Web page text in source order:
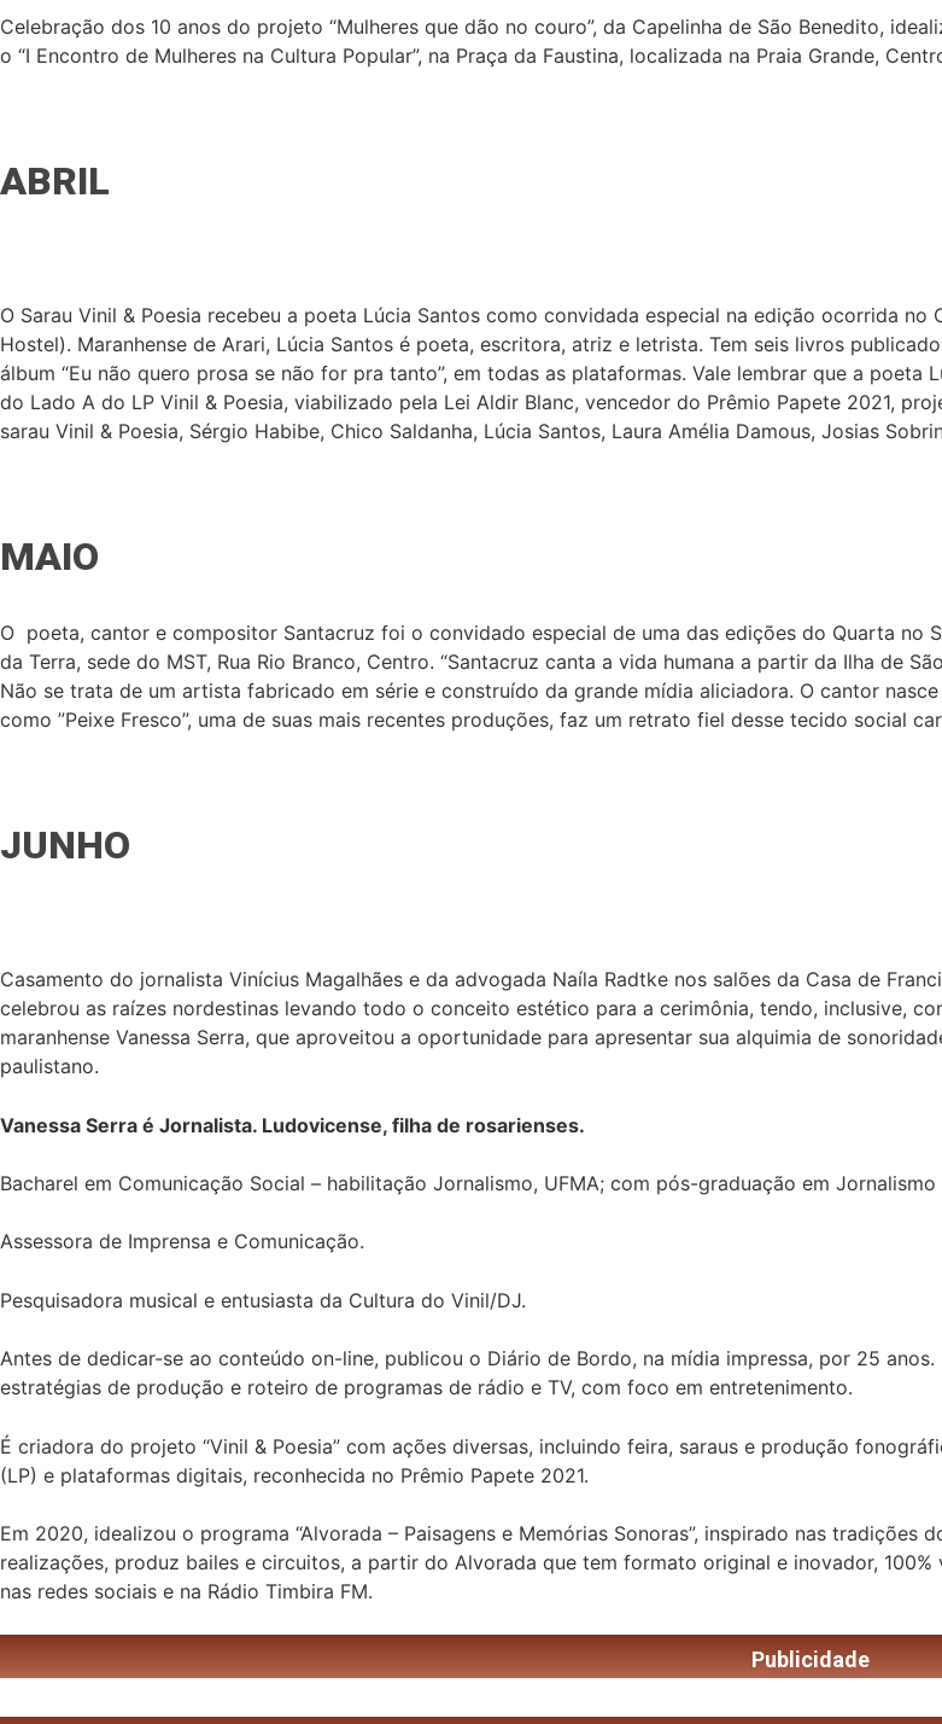
Celebração dos 10 anos do projeto “Mulheres que dão no couro”, da Capelinha de São Benedito,
o “I Encontro de Mulheres na Cultura Popular”, na Praça da Faustina, localizada na Praia Grande,
ABRIL
O Sarau Vinil & Poesia recebeu a poeta Lúcia Santos como convidada especial na edição ocorrida
Hostel). Maranhense de Arari, Lúcia Santos é poeta, escritora, atriz e letrista. Tem seis livros
álbum “Eu não quero prosa se não for pra tanto”, em todas as plataformas. Vale lembrar que a poeta
do Lado A do LP Vinil & Poesia, viabilizado pela Lei Aldir Blanc, vencedor do Prêmio Papete 2021,
sarau Vinil & Poesia, Sérgio Habibe, Chico Saldanha, Lúcia Santos, Laura Amélia Damous, Josias
MAIO
O poeta, cantor e compositor Santacruz foi o convidado especial de uma das edições do Quarta no
da Terra, sede do MST, Rua Rio Branco, Centro. “Santacruz canta a vida humana a partir da Ilha de
Não se trata de um artista fabricado em série e construído da grande mídia aliciadora. O cantor
como ”Peixe Fresco”, uma de suas mais recentes produções, faz um retrato fiel desse tecido social
JUNHO
Casamento do jornalista Vinícius Magalhães e da advogada Naíla Radtke nos salões da Casa de
celebrou as raízes nordestinas levando todo o conceito estético para a cerimônia, tendo, inclusive,
maranhense Vanessa Serra, que aproveitou a oportunidade para apresentar sua alquimia de
paulistano.
Vanessa Serra é Jornalista. Ludovicense, filha de rosarienses.
Bacharel em Comunicação Social – habilitação Jornalismo, UFMA; com pós-graduação em Jornalismo
Assessora de Imprensa e Comunicação.
Pesquisadora musical e entusiasta da Cultura do Vinil/DJ.
Antes de dedicar-se ao conteúdo on-line, publicou o Diário de Bordo, na mídia impressa, por 25
estratégias de produção e roteiro de programas de rádio e TV, com foco em entretenimento.
É criadora do projeto “Vinil & Poesia” com ações diversas, incluindo feira, saraus e produção
(LP) e plataformas digitais, reconhecida no Prêmio Papete 2021.
Em 2020, idealizou o programa “Alvorada – Paisagens e Memórias Sonoras”, inspirado nas
realizações, produz bailes e circuitos, a partir do Alvorada que tem formato original e inovador,
nas redes sociais e na Rádio Timbira FM.
Publicidade